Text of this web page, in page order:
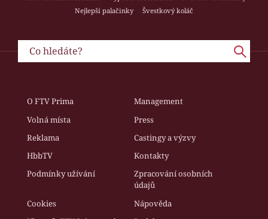
Nejlepší palačinky
Švestkový koláč
O FTV Prima
Management
Volná místa
Press
Reklama
Castingy a výzvy
HbbTV
Kontakty
Podmínky užívání
Zpracování osobních
údajů
Cookies
Nápověda